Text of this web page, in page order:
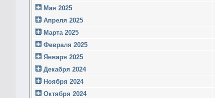
Мая 2025
Апреля 2025
Марта 2025
Февраля 2025
Января 2025
Декабря 2024
Ноября 2024
Октября 2024